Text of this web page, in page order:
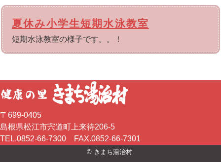
夏休み小学生短期水泳教室
短期水泳教室の様子です。。！
〒699-0405
島根県松江市宍道町上来待206-5
TEL.0852-66-7300 FAX.0852-66-7301
© きまち湯治村.